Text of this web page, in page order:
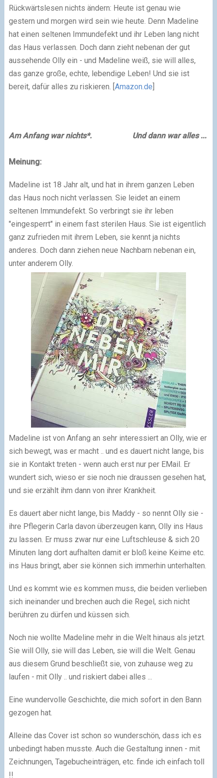
Rückwärtslesen nichts ändern: Heute ist genau wie
gestern und morgen wird sein wie heute. Denn Madeline
hat einen seltenen Immundefekt und ihr Leben lang nicht
das Haus verlassen. Doch dann zieht nebenan der gut
aussehende Olly ein - und Madeline weiß, sie will alles,
das ganze große, echte, lebendige Leben! Und sie ist
bereit, dafür alles zu riskieren. [Amazon.de]
Am Anfang war nichts*.Und dann war alles ...
Meinung:
Madeline ist 18 Jahr alt, und hat in ihrem ganzen Leben
das Haus noch nicht verlassen. Sie leidet an einem
seltenen Immundefekt. So verbringt sie ihr leben
"eingesperrt" in einem fast sterilen Haus. Sie ist eigentlich
ganz zufrieden mit ihrem Leben, sie kennt ja nichts
anderes. Doch dann ziehen neue Nachbarn nebenan ein,
unter anderem Olly.
Madeline ist von Anfang an sehr interessiert an Olly, wie er
sich bewegt, was er macht .. und es dauert nicht lange, bis
sie in Kontakt treten - wenn auch erst nur per EMail. Er
wundert sich, wieso er sie noch nie draussen gesehen hat,
und sie erzählt ihm dann von ihrer Krankheit.
Es dauert aber nicht lange, bis Maddy - so nennt Olly sie -
ihre Pflegerin Carla davon überzeugen kann, Olly ins Haus
zu lassen. Er muss zwar nur eine Luftschleuse & sich 20
Minuten lang dort aufhalten damit er bloß keine Keime etc.
ins Haus bringt, aber sie können sich immerhin unterhalten.
Und es kommt wie es kommen muss, die beiden verlieben
sich ineinander und brechen auch die Regel, sich nicht
berühren zu dürfen und küssen sich.
Noch nie wollte Madeline mehr in die Welt hinaus als jetzt.
Sie will Olly, sie will das Leben, sie will die Welt. Genau
aus diesem Grund beschließt sie, von zuhause weg zu
laufen - mit Olly .. und riskiert dabei alles ...
Eine wundervolle Geschichte, die mich sofort in den Bann
gezogen hat.
Alleine das Cover ist schon so wunderschön, dass ich es
unbedingt haben musste. Auch die Gestaltung innen - mit
Zeichnungen, Tagebucheinträgen, etc. finde ich einfach toll
!!